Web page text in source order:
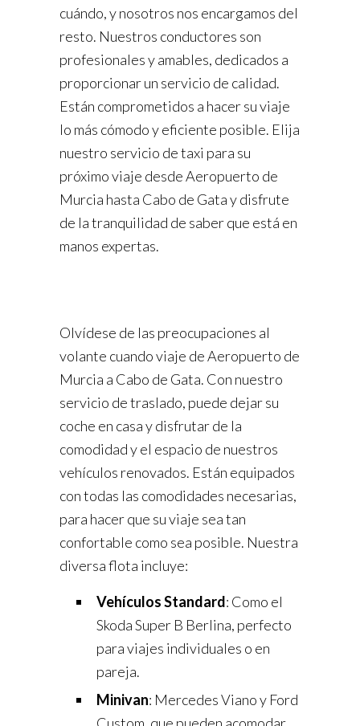
cuándo, y nosotros nos encargamos del
resto. Nuestros conductores son
profesionales y amables, dedicados a
proporcionar un servicio de calidad.
Están comprometidos a hacer su viaje
lo más cómodo y eficiente posible. Elija
nuestro servicio de taxi para su
próximo viaje desde Aeropuerto de
Murcia hasta Cabo de Gata y disfrute
de la tranquilidad de saber que está en
manos expertas.
Olvídese de las preocupaciones al
volante cuando viaje de Aeropuerto de
Murcia a Cabo de Gata. Con nuestro
servicio de traslado, puede dejar su
coche en casa y disfrutar de la
comodidad y el espacio de nuestros
vehículos renovados. Están equipados
con todas las comodidades necesarias,
para hacer que su viaje sea tan
confortable como sea posible. Nuestra
diversa flota incluye:
Vehículos Standard: Como el
Skoda Super B Berlina, perfecto
para viajes individuales o en
pareja.
Minivan: Mercedes Viano y Ford